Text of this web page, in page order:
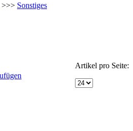
>>> Sonstiges
Artikel pro Seite: